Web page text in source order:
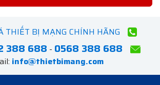
THIẾT BỊ MẠNG CHÍNH HÃNG
388 688 - 0568 388 688
info@thietbimang.com